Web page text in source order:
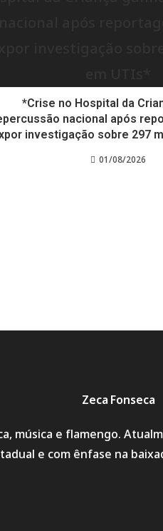
*Crise no Hospital da
nacional após
investigação sobre 297
01/08/2026
Zeca Fonseca
música e flamengo.
e com ênfase na